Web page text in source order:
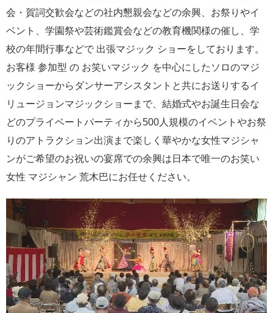
会・賀詞交歓会などの社内懇親会などの余興、お祭りやイ
ベント、学園祭や芸術鑑賞会などの教育機関様の催し、学
校の年間行事などで 出張マジック ショーをしております。
お客様 参加型 の お笑いマジック を中心にしたソロのマジ
ックショーからダンサーアシスタントと共にお送りするイ
リュージョンマジックショーまで、結婚式やお誕生日会な
どのプライベートパーティから500人規模のイベントやお祭
りのアトラクション出演まで楽しく華やかな女性マジシャ
ンがご希望のお祝いの宴席での余興は日本で唯一のお笑い
女性 マジシャン 荒木巴にお任せください。